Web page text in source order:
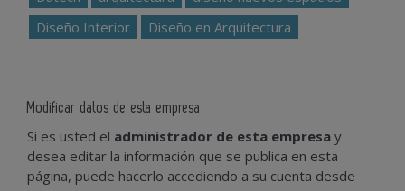
Diseño Interior
Diseño en Arquitectura
Modificar datos de esta empresa
Si es usted el administrador de esta empresa y
desea editar la información que se publica en esta
página, puede hacerlo accediendo a su cuenta desde